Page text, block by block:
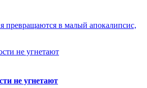
превращаются в малый апокалипсис,
не угнетают